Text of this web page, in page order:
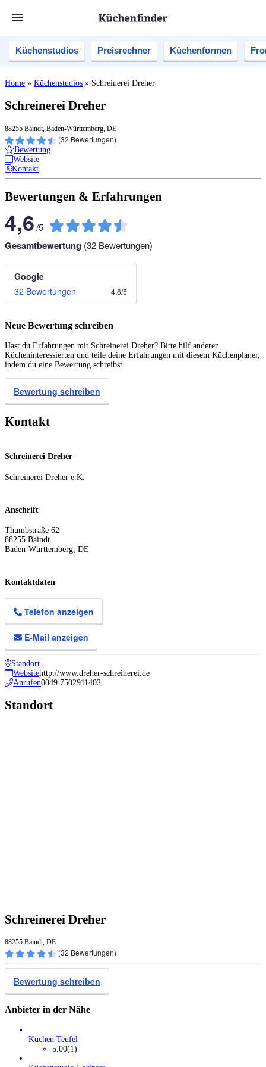
Küchenstudios Preisrechner Küchenformen
Home » Küchenstudios » Schreinerei Dreher
Schreinerei Dreher
88255 Baindt, Baden-Württemberg, DE
(32 Bewertungen)
Bewertung
Website
Kontakt
Bewertungen & Erfahrungen
4,6/5
Gesamtbewertung (32 Bewertungen)
Google
32 Bewertungen
4,6/5
Neue Bewertung schreiben
Hast du Erfahrungen mit Schreinerei Dreher? Bitte hilf anderen
Kücheninteressierten und teile deine Erfahrungen mit diesem Küchenplaner,
indem du eine Bewertung schreibst.
Bewertung schreiben
Kontakt
Schreinerei Dreher
Schreinerei Dreher e.K.
Anschrift
Thumbstraße 62
88255 Baindt
Baden-Württemberg, DE
Kontaktdaten
Telefon anzeigen
E-Mail anzeigen
Standort
Websitehttp://www.dreher-schreinerei.de
Anrufen0049 7502911402
Standort
Schreinerei Dreher
88255 Baindt, DE
(32 Bewertungen)
Bewertung schreiben
Anbieter in der Nähe
Küchen Teufel
5.00(1)